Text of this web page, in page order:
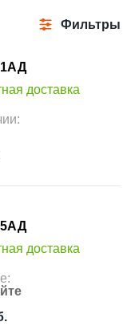
Фильтры
доставка
доставка